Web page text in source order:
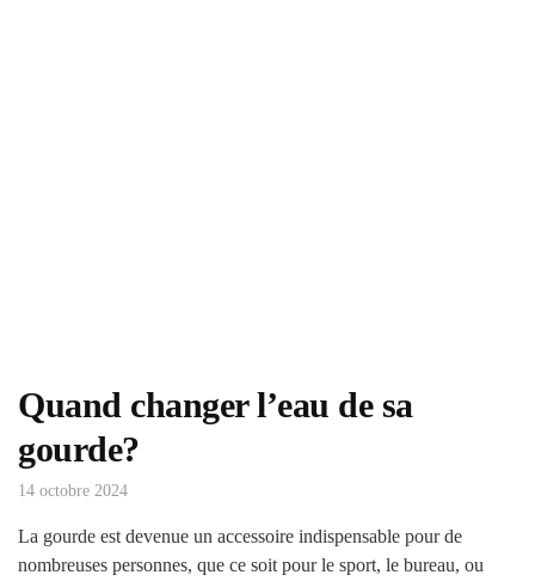
Quand changer l’eau de sa
gourde?
14 octobre 2024
La gourde est devenue un accessoire indispensable pour de
nombreuses personnes, que ce soit pour le sport, le bureau, ou